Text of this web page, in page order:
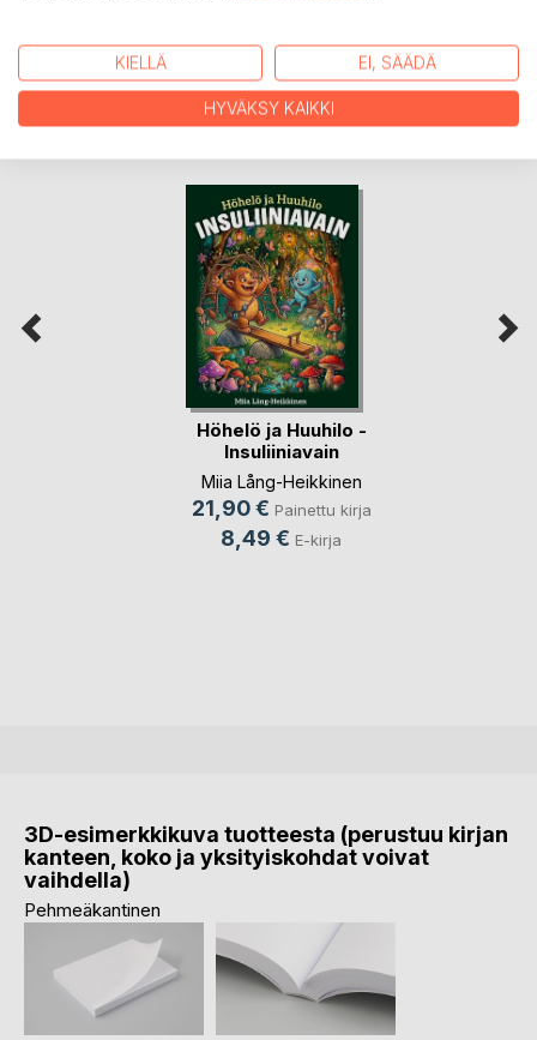
Höhelö ja Huuhilo -
Insuliiniavain
Miia Lång-Heikkinen
21,90 € Painettu kirja
8,49 € E-kirja
3D-esimerkkikuva tuotteesta (perustuu kirjan
kanteen, koko ja yksityiskohdat voivat
vaihdella)
Pehmeäkantinen
KIELLÄ EI, SÄÄDÄ
HYVÄKSY KAIKKI